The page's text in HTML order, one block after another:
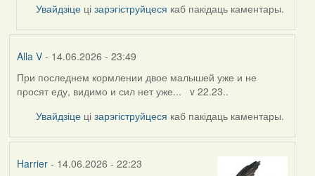
Harrier
Увайдзіце цізарэгіструйцеся каб пакідаць каментары.
Alla V- 14.06.2026 - 23:49
При последнем кормлении двое малышей уже и не
просят еду, видимо и сил нет уже... v 22.23..
Увайдзіце цізарэгіструйцеся каб пакідаць каментары.
Harrier- 14.06.2026 - 22:23